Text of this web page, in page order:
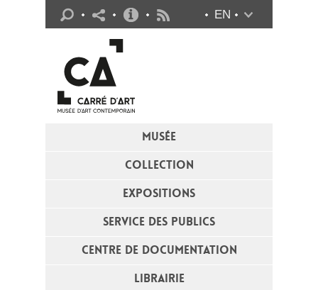
MUSÉE
COLLECTION
EXPOSITIONS
SERVICE DES PUBLICS
CENTRE DE DOCUMENTATION
LIBRAIRIE
EN
Infos pratiques